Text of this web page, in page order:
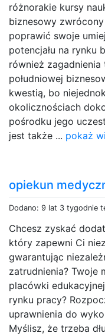
różnorakie kursy
biznesowy
poprawić swoje
potencjału na rynku
również
południowej
kwestią, bo
okolicznościach
pośrodku jego
jest także ... pokaż
opiekun
Dodano: 9 lat 3 tygodnie
Chcesz zyskać
który zapewni Ci
gwarantując
zatrudnienia? Twoje
placówki
rynku pracy?
uprawnienia do
Myślisz, że trzeba